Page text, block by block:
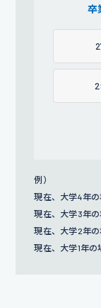
卒
例）
現在、大学4年の
現在、大学3年
現在、大学2年
現在、大学1年の